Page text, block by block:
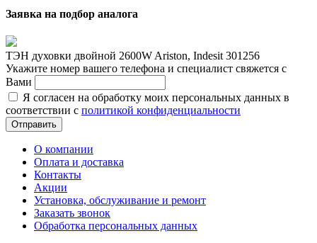
Заявка на подбор аналога
ТЭН духовки двойной 2600W Ariston, Indesit 301256
Укажите номер вашего телефона и специалист свяжется с
Вами
Я согласен на обработку моих персональных данных в
соответствии с политикой конфиденциальности
Отправить
О компании
Оплата и доставка
Контакты
Акции
Установка, обслуживание и ремонт
Заказать звонок
Обработка персональных данных